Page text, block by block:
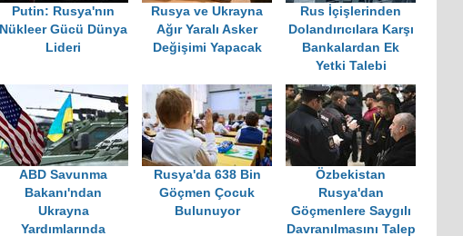
Putin: Rusya'nın
Nükleer Gücü Dünya
Lideri
Rusya ve Ukrayna
Ağır Yaralı Asker
Değişimi Yapacak
Rus İçişlerinden
Dolandırıcılara Karşı
Bankalardan Ek
Yetki Talebi
ABD Savunma
Bakanı'ndan
Ukrayna
Yardımlarında
Rusya'da 638 Bin
Göçmen Çocuk
Bulunuyor
Özbekistan
Rusya'dan
Göçmenlere Saygılı
Davranılmasını Talep